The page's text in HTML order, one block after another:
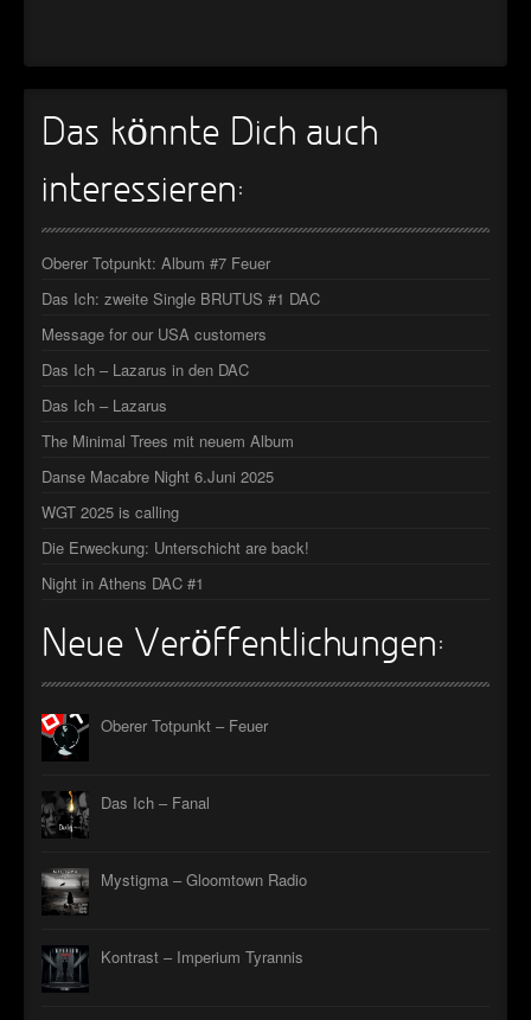
►
Das könnte Dich auch
interessieren:
Oberer Totpunkt: Album #7 Feuer
Das Ich: zweite Single BRUTUS #1 DAC
Message for our USA customers
Das Ich – Lazarus in den DAC
Das Ich – Lazarus
The Minimal Trees mit neuem Album
Danse Macabre Night 6.Juni 2025
WGT 2025 is calling
Die Erweckung: Unterschicht are back!
Night in Athens DAC #1
Neue Veröffentlichungen:
Oberer Totpunkt – Feuer
Das Ich – Fanal
Mystigma – Gloomtown Radio
Kontrast – Imperium Tyrannis